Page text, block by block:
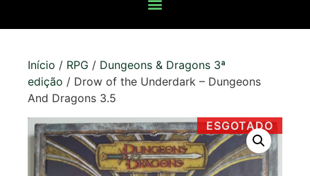
Início / RPG / Dungeons & Dragons 3ª
edição / Drow of the Underdark – Dungeons
And Dragons 3.5
ESGOTADO